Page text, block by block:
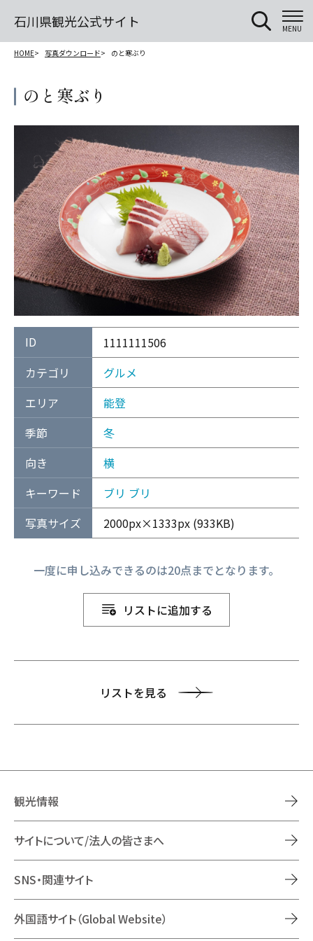
石川県観光公式サイト MENU
HOME 写真ダウンロード のと寒ぶり
のと寒ぶり
ID
1111111506
カテゴリ
グルメ
エリア
能登
季節
冬
向き
横
キーワード
ブリ ブリ
写真サイズ
2000px×1333px (933KB)
一度に申し込みできるのは20点までとなります。
リストに追加する
リストを見る
観光情報
サイトについて/法人の皆さまへ
SNS・関連サイト
外国語サイト（Global Website）